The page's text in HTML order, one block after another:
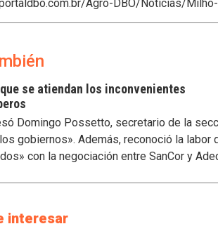
Agro-DBO/Noticias/
se atiendan los inconvenientes
Domingo Possetto, secretario de la
gobiernos». Además, reconoció la
con la negociación entre SanCor y
interesar